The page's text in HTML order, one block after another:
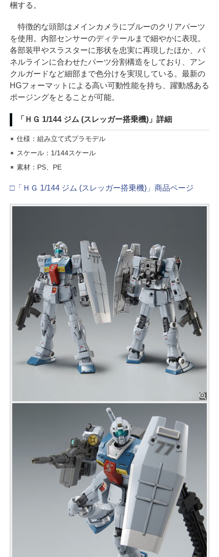
梱する。
特徴的な頭部はメインカメラにブルーのクリアパーツ
を使用。内部センサーのディテールまで細やかに表現。
各部装甲やスラスターに形状を忠実に再現したほか、パ
ネルラインに合わせたパーツ分割構造をしており、アン
クルガードなど細部まで色分けを実現している。最新の
HGフォーマットによる高い可動性能を持ち、躍動感ある
ポージングをとることが可能。
「ＨＧ 1/144 ジム (スレッガー搭乗機)」詳細
仕様：組み立て式プラモデル
スケール：1/144スケール
素材：PS、PE
□「ＨＧ 1/144 ジム (スレッガー搭乗機)」商品ページ